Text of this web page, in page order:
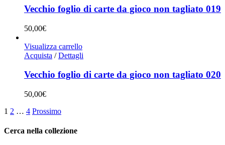
Vecchio foglio di carte da gioco non tagliato 019
50,00€
Visualizza carrello
Acquista / Dettagli
Vecchio foglio di carte da gioco non tagliato 020
50,00€
1 2 … 4 Prossimo
Cerca nella collezione